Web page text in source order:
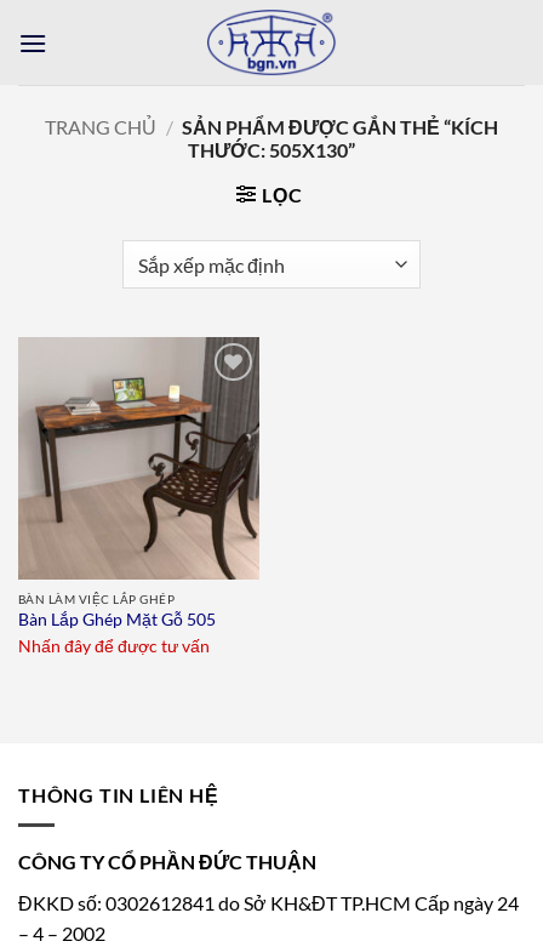
qua
TRANG CHỦ / SẢN PHẨM ĐƯỢC GẮN THẺ “KÍCH
THƯỚC: 505X130”
LỌC
Add to
wishlist
BÀN LÀM VIỆC LẮP GHÉP
Bàn Lắp Ghép Mặt Gỗ 505
Nhấn đây để được tư vấn
THÔNG TIN LIÊN HỆ
CÔNG TY CỔ PHẦN ĐỨC THUẬN
ĐKKD số: 0302612841 do Sở KH&ĐT TP.HCM Cấp ngày 24
– 4 – 2002